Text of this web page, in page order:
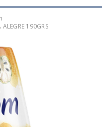
190GRS